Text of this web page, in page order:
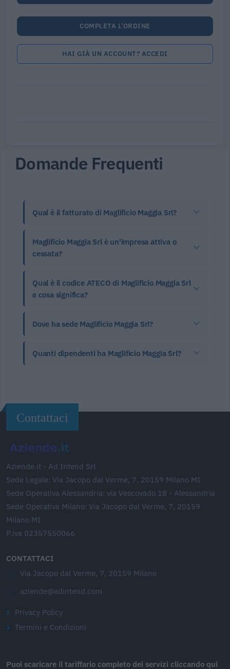
COMPLETA L'ORDINE
HAI GIÀ UN ACCOUNT? ACCEDI
Domande Frequenti
Qual è il fatturato di Maglificio Maggia Srl?
Maglificio Maggia Srl è un'impresa attiva o
cessata?
Qual è il codice ATECO di Maglificio Maggia Srl
e cosa significa?
Dove ha sede Maglificio Maggia Srl?
Quanti dipendenti ha Maglificio Maggia Srl?
Contattaci
Aziende.it - Ad Intend Srl
Sede Legale: Via Jacopo dal Verme, 7, 20159 Milano MI
Sede Operativa Alessandria: via Vescovado 18 - Alessandria
Sede Operativa Milano: Via Jacopo dal Verme, 7, 20159
Milano MI
P.iva 02357550066
CONTATTACI
Via Jacopo dal Verme, 7, 20159 Milano
aziende@adintend.com
Privacy Policy
Termini e Condizioni
Puoi scaricare il tariffario completo dei servizi cliccando qui